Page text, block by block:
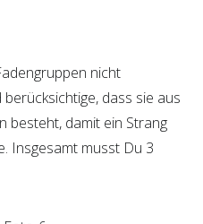
nicht
dass sie aus
besteht, damit ein Strang
Insgesamt musst Du 3